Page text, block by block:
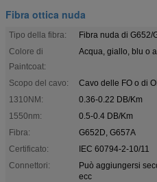
Fibra ottica nuda
Tipo della fibra:
Fibra nuda di G652/
Colore di
Paintcoat:
Acqua, giallo, blu o
Scopo del cavo:
Cavo delle FO o di
1310NM:
0.36-0.22 DB/Km
1550nm:
0.5-0.4 DB/Km
Fibra:
G652D, G657A
Certificato:
IEC 60794-2-10/11
Connettori:
Può aggiungersi
ecc